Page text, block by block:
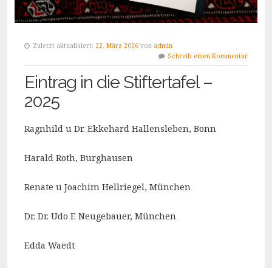
Zuletzt aktualisiert: 22. März 2026 von admin
Schreib einen Kommentar
Eintrag in die Stiftertafel –
2025
Ragnhild u Dr. Ekkehard Hallensleben, Bonn
Harald Roth, Burghausen
Renate u Joachim Hellriegel, München
Dr. Dr. Udo F. Neugebauer, München
Edda Waedt